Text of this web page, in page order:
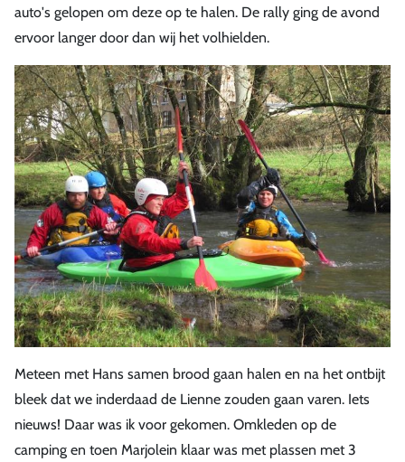
auto's gelopen om deze op te halen. De rally ging de avond
ervoor langer door dan wij het volhielden.
Meteen met Hans samen brood gaan halen en na het ontbijt
bleek dat we inderdaad de Lienne zouden gaan varen. Iets
nieuws! Daar was ik voor gekomen. Omkleden op de
camping en toen Marjolein klaar was met plassen met 3